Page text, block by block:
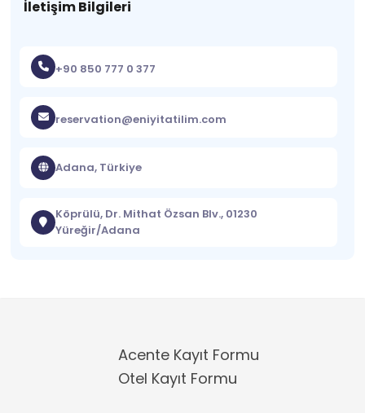
İletişim Bilgileri
+90 850 777 0 377
reservation@eniyitatilim.com
Adana, Türkiye
Köprülü, Dr. Mithat Özsan Blv., 01230
Yüreğir/Adana
Acente Kayıt Formu
Otel Kayıt Formu